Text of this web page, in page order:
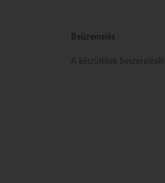
Beüzemelés
A készülékek